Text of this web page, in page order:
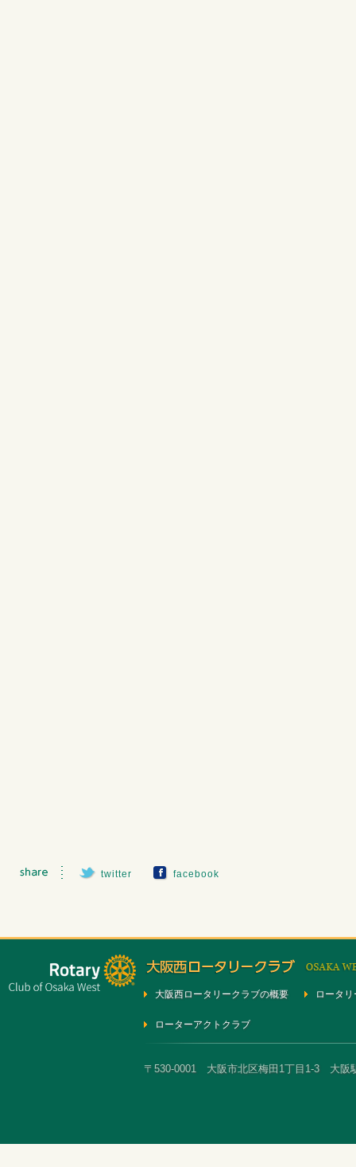
twitter facebook
大阪西ロータリークラブの概要 ロータ
ローターアクトクラブ
〒530-0001 大阪市北区梅田1丁目1-3 大阪